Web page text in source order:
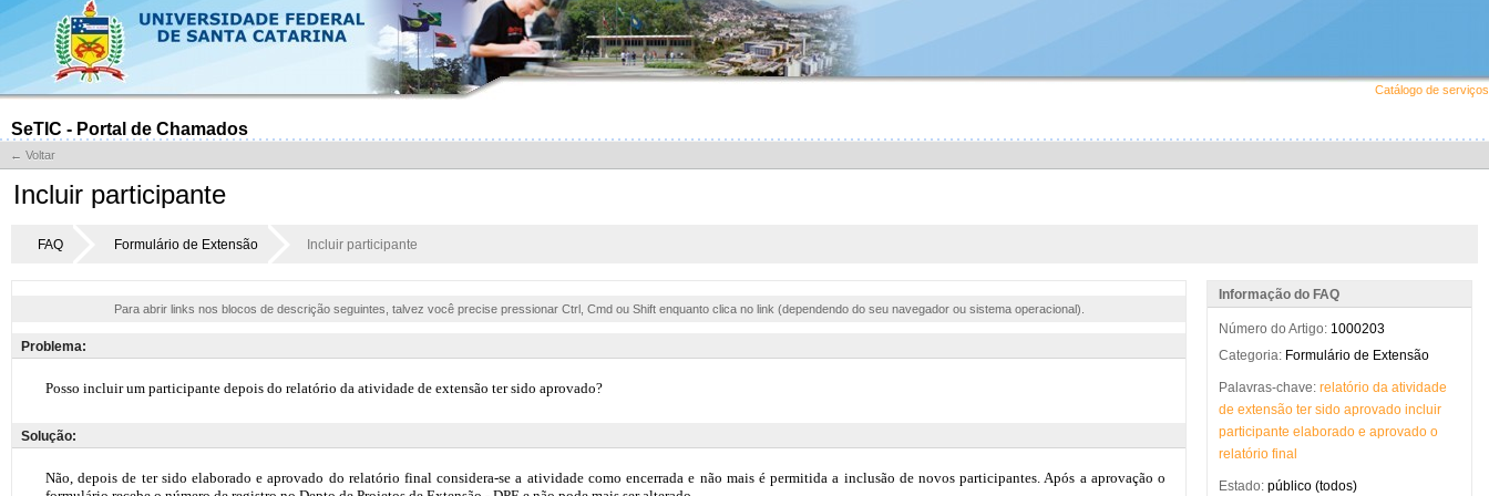
Catálogo de serviços
SeTIC - Portal de Chamados
← Voltar
Incluir participante
FAQ Formulário de Extensão Incluir participante
Para abrir links nos blocos de descrição seguintes, talvez você precise pressionar Ctrl, Cmd ou Shift enquanto clica no link (dependendo do seu navegador ou sistema operacional).
Problema:
Solução:
Informação do FAQ
Número do Artigo: 1000203
Categoria: Formulário de Extensão
Palavras-chave: relatório da atividade
de extensão ter sido aprovado incluir
participante elaborado e aprovado o
relatório final
Estado: público (todos)